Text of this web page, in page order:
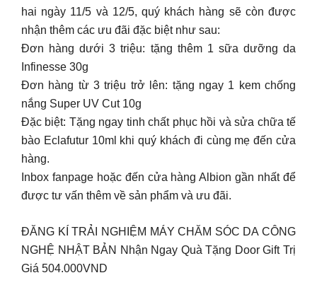
hai ngày 11/5 và 12/5, quý khách hàng sẽ còn được
nhận thêm các ưu đãi đặc biệt như sau:
Đơn hàng dưới 3 triệu: tặng thêm 1 sữa dưỡng da
Infinesse 30g
Đơn hàng từ 3 triệu trở lên: tặng ngay 1 kem chống
nắng Super UV Cut 10g
Đặc biệt: Tặng ngay tinh chất phục hồi và sửa chữa tế
bào Eclafutur 10ml khi quý khách đi cùng mẹ đến cửa
hàng.
Inbox fanpage hoặc đến cửa hàng Albion gần nhất để
được tư vấn thêm về sản phẩm và ưu đãi.
ĐĂNG KÍ TRẢI NGHIỆM MÁY CHĂM SÓC DA CÔNG
NGHỆ NHẬT BẢN Nhận Ngay Quà Tặng Door Gift Trị
Giá 504.000VND